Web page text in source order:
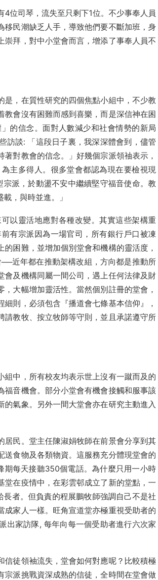
位司琴，流失至只剩下1位。不少事奉人員
民潮缺乏人手，導致他們要不斷加班，身
拜，對中小堂會而言，增添了事奉人員不
，在質性研究的四個焦點小組中，不少教
會沒有困難而感到喜樂，而是深信神在困
的信念。面對人數減少和社會情勢的新局
訪談: 「這段日子裏，我深深體會到，儘管
對教會的信念。」好幾個宗派領䄂表示，
主多得人。很多堂會都認為現在要檢視現
派，於動盪不安中繼續堅守福音使命。教
，與時並進。」
以靈活地應對各種改變。其實這些架構重
有宗派因為一場官司，所有銀行戶口被凍
困難，並增加個別堂會和機構的靈活度，
近年都在推動架構改組，方向都是推動所
及機構同屬一間公司，遇上任何法律及財
大幅增加靈活性。當然個別註冊的堂會，
則，必須包含『播道會七條基本信仰』，
教牧、按立牧師等守則，並且承諾遵守所
中，所有校友均表示世上沒有一蹴而及的
音機會。部分小堂會有機會接觸和服事該
氣象。另外一間大堂會亦在研究主動進入
居民。堂主任陳淑娟牧師在前景會分享到其
食物及各類物資。這服務充分體現堂會的
期每天接聽350個電話。為什麼只用一小時
在疫情中，在彩雲邨成立了新的堂點，一
者。但負責的程展鵬牧師強調自己不是社
家人一樣。旺角宣道堂亦極重視受助者的
出家訪隊, 每年向每一個受助者進行六次家
徒領袖流失，堂會如何對應呢？比較積極
宗派挑戰資深成熟的信徒，全時間在堂會做